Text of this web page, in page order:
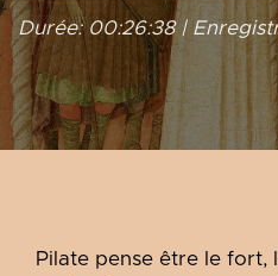
Durée: 00:26:38|
Pilate pense être le fort,